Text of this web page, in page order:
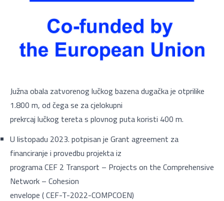
Južna obala zatvorenog lučkog bazena dugačka je otprilike
1.800 m, od čega se za cjelokupni
prekrcaj lučkog tereta s plovnog puta koristi 400 m.
U listopadu 2023. potpisan je Grant agreement za
financiranje i provedbu projekta iz
programa CEF 2 Transport – Projects on the Comprehensive
Network – Cohesion
envelope ( CEF-T-2022-COMPCOEN)